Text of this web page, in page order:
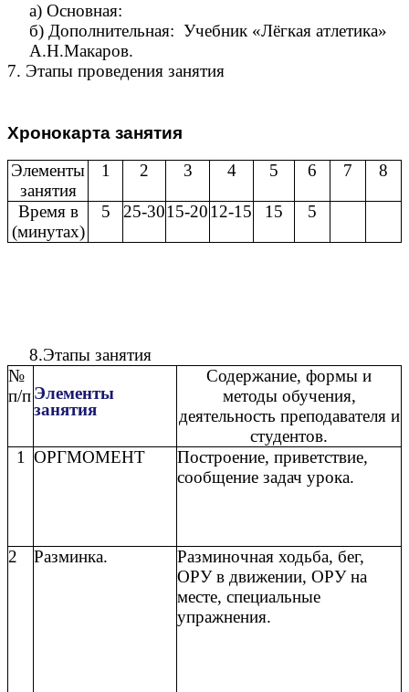
а) Основная:
б) Дополнительная: Учебник «Лёгкая атлетика»
А.Н.Макаров.
7. Этапы проведения занятия
Хронокарта занятия
Элементы
занятия
1 2 3 4 5 6 7 8
Время в
(минутах)
5 25-3015-2012-15 15 5
8.Этапы занятия
№
п/пЭлементы
занятия
Содержание, формы и
методы обучения,
деятельность преподавателя и
студентов.
1
ОРГМОМЕНТ
Построение, приветствие,
сообщение задач урока.
2 Разминка.
Разминочная ходьба, бег,
ОРУ в движении, ОРУ на
месте, специальные
упражнения.